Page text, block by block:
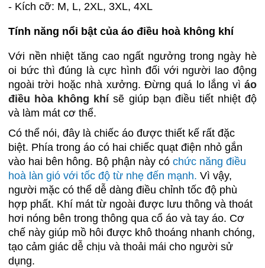
- Kích cỡ: M, L, 2XL, 3XL, 4XL
Tính năng nổi bật của áo điều hoà không khí
Với nền nhiệt tăng cao ngất ngưởng trong ngày hè
oi bức thì đúng là cực hình đối với người lao động
ngoài trời hoặc nhà xưởng. Đừng quá lo lắng vì áo
điều hòa không khí sẽ giúp bạn điều tiết nhiệt độ
và làm mát cơ thể.
Có thể nói, đây là chiếc áo được thiết kế rất đặc
biệt. Phía trong áo có hai chiếc quạt điện nhỏ gắn
vào hai bên hông. Bộ phận này có chức năng điều
hoà làn gió với tốc độ từ nhẹ đến mạnh. Vì vậy,
người mặc có thể dễ dàng điều chỉnh tốc độ phù
hợp phất. Khí mát từ ngoài được lưu thông và thoát
hơi nóng bên trong thông qua cổ áo và tay áo. Cơ
chế này giúp mồ hôi được khô thoáng nhanh chóng,
tạo cảm giác dễ chịu và thoải mái cho người sử
dụng.